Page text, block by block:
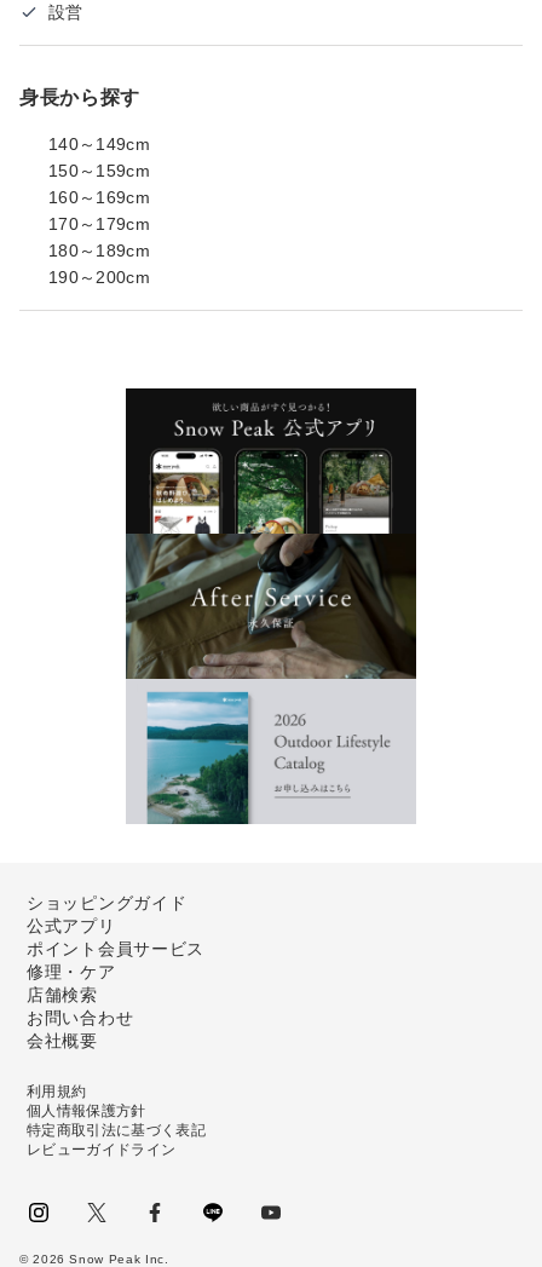
設営
身長から探す
140～149cm
150～159cm
160～169cm
170～179cm
180～189cm
190～200cm
ショッピングガイド
公式アプリ
ポイント会員サービス
修理・ケア
店舗検索
お問い合わせ
会社概要
利用規約
個人情報保護方針
特定商取引法に基づく表記
レビューガイドライン
©2026 Snow Peak Inc.